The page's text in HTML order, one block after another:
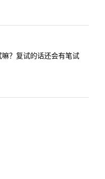
？复试的话还会有笔试